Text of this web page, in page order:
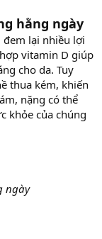
hằng ngày
lại nhiều lợi
vitamin D giúp
cho da. Tuy
thua kém, khiến
nặng có thể
khỏe của chúng
ngày